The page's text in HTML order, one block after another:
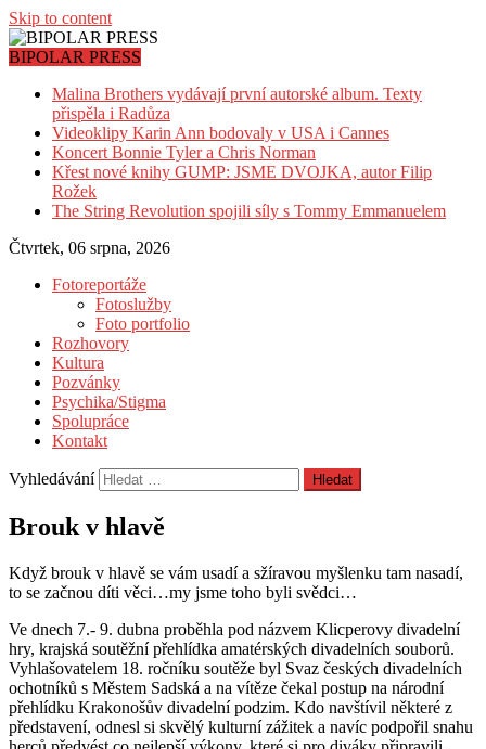
Skip to content
BIPOLAR PRESS
Malina Brothers vydávají první autorské album. Texty
přispěla i Radůza
Videoklipy Karin Ann bodovaly v USA i Cannes
Koncert Bonnie Tyler a Chris Norman
Křest nové knihy GUMP: JSME DVOJKA, autor Filip
Rožek
The String Revolution spojili síly s Tommy Emmanuelem
Čtvrtek, 06 srpna, 2026
Fotoreportáže
Fotoslužby
Foto portfolio
Rozhovory
Kultura
Pozvánky
Psychika/Stigma
Spolupráce
Kontakt
Vyhledávání
Brouk v hlavě
Když brouk v hlavě se vám usadí a sžíravou myšlenku tam nasadí,
to se začnou díti věci…my jsme toho byli svědci…
Ve dnech 7.- 9. dubna proběhla pod názvem Klicperovy divadelní
hry, krajská soutěžní přehlídka amatérských divadelních souborů.
Vyhlašovatelem 18. ročníku soutěže byl Svaz českých divadelních
ochotníků s Městem Sadská a na vítěze čekal postup na národní
přehlídku Krakonošův divadelní podzim. Kdo navštívil některé z
představení, odnesl si skvělý kulturní zážitek a navíc podpořil snahu